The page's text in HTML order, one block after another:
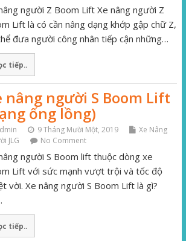
người Z Boom Lift Xe nâng người Z
Lift là có cần nâng dạng khớp gập chữ Z,
đưa người công nhân tiếp cận những…
tiếp..
nâng người S Boom Lift
ống lồng)
9 Tháng Mười Một, 2019
Xe Nâng
JLG
No Comment
người S Boom lift thuộc dòng xe
Lift với sức mạnh vượt trội và tốc độ
vời. Xe nâng người S Boom Lift là gì?
tiếp..